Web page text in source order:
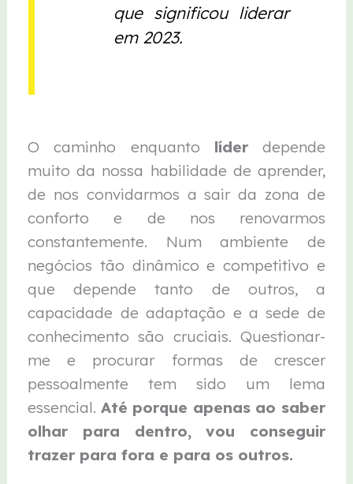
que significou liderar
em 2023.
O caminho enquanto líderdepende
muito da nossa habilidade de aprender,
de nos convidarmos a sair da zona de
conforto e de nos renovarmos
constantemente. Num ambiente de
negócios tão dinâmico e competitivo e
que depende tanto de outros, a
capacidade de adaptação e a sede de
conhecimento são cruciais. Questionar-
me e procurar formas de crescer
pessoalmente tem sido um lema
essencial. Até porque apenas ao saber
olhar para dentro, vou conseguir
trazer para fora e para os outros.